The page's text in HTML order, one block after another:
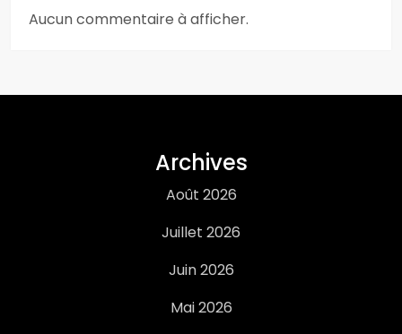
Aucun commentaire à afficher.
Archives
Août 2026
Juillet 2026
Juin 2026
Mai 2026